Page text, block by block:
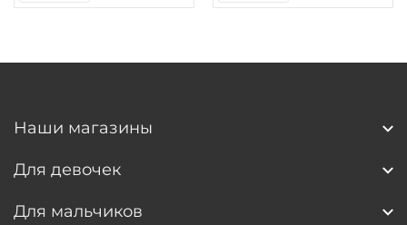
Наши магазины
Для девочек
Для мальчиков